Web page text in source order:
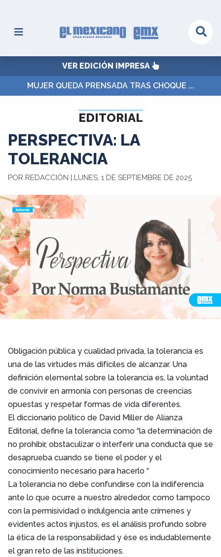
VER EDICIÓN IMPRESA
MUJER QUEDA PRENSADA TRAS CHOQUE ...
EDITORIAL
PERSPECTIVA: LA
TOLERANCIA
POR REDACCIÓN | LUNES, 1 DE SEPTIEMBRE DE 2025
Obligación pública y cualidad privada, la tolerancia es
una de las virtudes más difíciles de alcanzar. Una
definición elemental sobre la tolerancia es, la voluntad
de convivir en armonía con personas de creencias
opuestas y respetar formas de vida diferentes.
El diccionario político de David Miller de Alianza
Editorial, define la tolerancia como “la determinación de
no prohibir, obstaculizar o interferir una conducta que se
desaprueba cuando se tiene el poder y el
conocimiento necesario para hacerlo “
La tolerancia no debe confundirse con la indiferencia
ante lo que ocurre a nuestro alrededor, como tampoco
con la permisividad o indulgencia ante crímenes y
evidentes actos injustos, es el análisis profundo sobre
la ética de la responsabilidad y ése es indudablemente
el gran reto de las instituciones.